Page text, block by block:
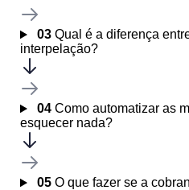
03Qual é a diferença
interpelação?
04Como automatizar as
esquecer nada?
05O que fazer se a